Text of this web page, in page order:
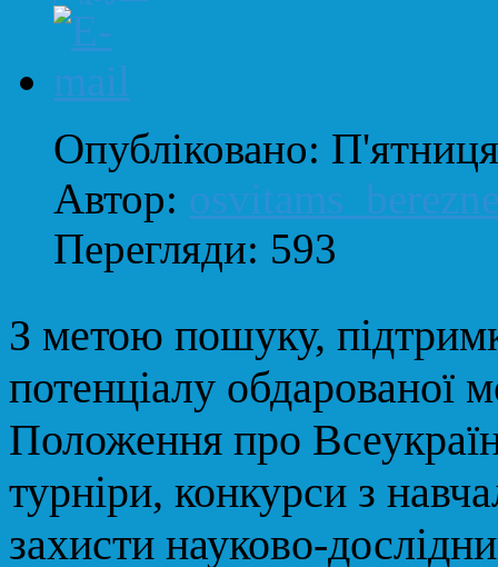
Опубліковано:
Автор:
Перегляди: 593
З метою пошуку,
потенціалу обдарованої
Положення про
турніри, конкурси з
захисти науково-